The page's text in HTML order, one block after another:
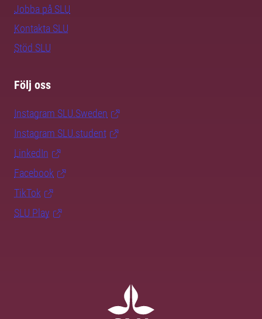
Jobba på SLU
Kontakta SLU
Stöd SLU
Följ oss
Instagram SLU.Sweden
Instagram SLU.student
LinkedIn
Facebook
TikTok
SLU Play